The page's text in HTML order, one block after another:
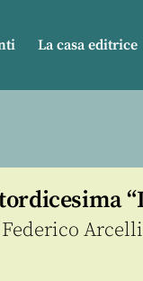
La casa editrice
Arcelli